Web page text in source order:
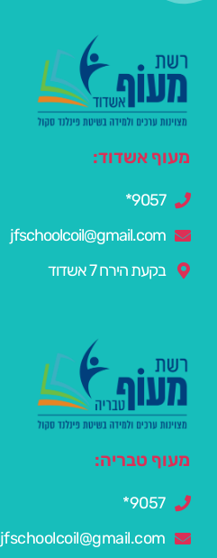
מעוף אשדוד:
9057*
jfschoolcoil@gmail.com
בקעת הירח 7 אשדוד
מעוף טבריה:
9057*
jfschoolcoil@gmail.com